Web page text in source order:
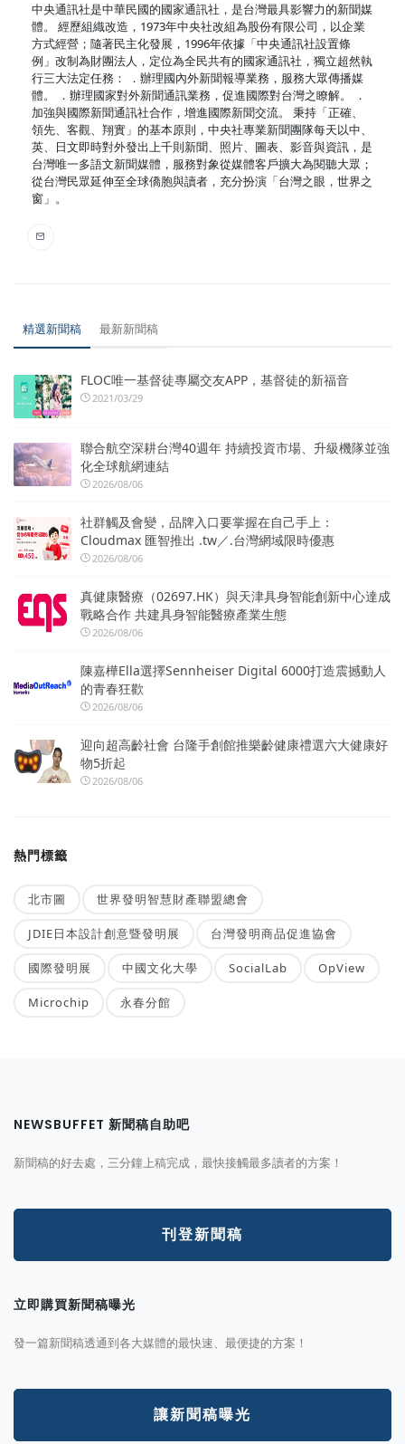
中央通訊社是中華民國的國家通訊社，是台灣最具影響力的新聞媒
體。 經歷組織改造，1973年中央社改組為股份有限公司，以企業
方式經營；隨著民主化發展，1996年依據「中央通訊社設置條
例」改制為財團法人，定位為全民共有的國家通訊社，獨立超然執
行三大法定任務： ．辦理國內外新聞報導業務，服務大眾傳播媒
體。 ．辦理國家對外新聞通訊業務，促進國際對台灣之瞭解。 ．
加強與國際新聞通訊社合作，增進國際新聞交流。 秉持「正確、
領先、客觀、翔實」的基本原則，中央社專業新聞團隊每天以中、
英、日文即時對外發出上千則新聞、照片、圖表、影音與資訊，是
台灣唯一多語文新聞媒體，服務對象從媒體客戶擴大為閱聽大眾；
從台灣民眾延伸至全球僑胞與讀者，充分扮演「台灣之眼，世界之
窗」。
精選新聞稿 最新新聞稿
FLOC唯一基督徒專屬交友APP，基督徒的新福音
2021/03/29
聯合航空深耕台灣40週年 持續投資市場、升級機隊並強
化全球航網連結
2026/08/06
社群觸及會變，品牌入口要掌握在自己手上：
Cloudmax 匯智推出 .tw／.台灣網域限時優惠
2026/08/06
真健康醫療（02697.HK）與天津具身智能創新中心達成
戰略合作 共建具身智能醫療產業生態
2026/08/06
陳嘉樺Ella選擇Sennheiser Digital 6000打造震撼動人
的青春狂歡
2026/08/06
迎向超高齡社會 台隆手創館推樂齡健康禮選六大健康好
物5折起
2026/08/06
熱門標籤
北市圖 世界發明智慧財產聯盟總會
JDIE日本設計創意暨發明展 台灣發明商品促進協會
國際發明展 中國文化大學 SocialLab OpView
Microchip 永春分館
NEWSBUFFET 新聞稿自助吧
新聞稿的好去處，三分鐘上稿完成，最快接觸最多讀者的方案！
刊登新聞稿
立即購買新聞稿曝光
發一篇新聞稿透通到各大媒體的最快速、最便捷的方案！
讓新聞稿曝光